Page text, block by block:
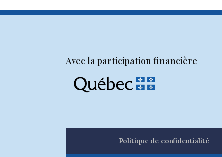
Avec la participation financière
Politique de confidentialité